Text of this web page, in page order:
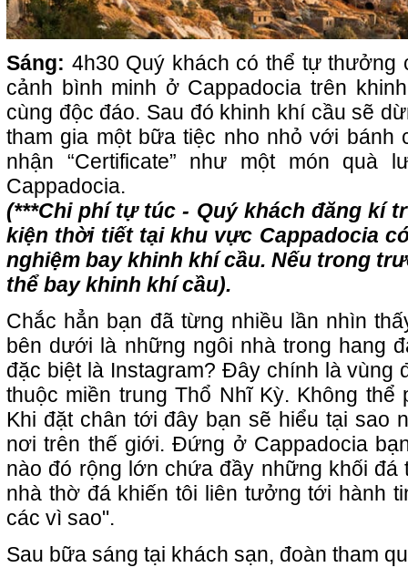
Sáng: 4h30 Quý khách có thể tự thưởng
cảnh bình minh ở Cappadocia trên
cùng độc đáo. Sau đó khinh khí cầu sẽ
tham gia một bữa tiệc nho nhỏ với
nhận “Certificate” như một món
Cappadocia.
(***Chi phí tự túc - Quý khách đăng kí
kiện thời tiết tại khu vực Cappadocia
nghiệm bay khinh khí cầu. Nếu trong
thể bay khinh khí cầu).
Chắc hẳn bạn đã từng nhiều lần nhìn
bên dưới là những ngôi nhà trong hang
đặc biệt là Instagram? Đây chính là vùng
thuộc miền trung Thổ Nhĩ Kỳ. Không
Khi đặt chân tới đây bạn sẽ hiểu tại sao
nơi trên thế giới. Đứng ở Cappadocia
nào đó rộng lớn chứa đầy những khối
nhà thờ đá khiến tôi liên tưởng tới hành
các vì sao".
Sau bữa sáng tại khách sạn, đoàn tham